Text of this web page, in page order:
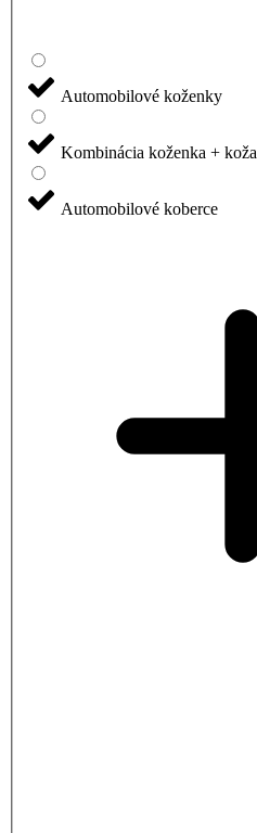
Automobilové koženky
Kombinácia koženka + koža
Automobilové koberce